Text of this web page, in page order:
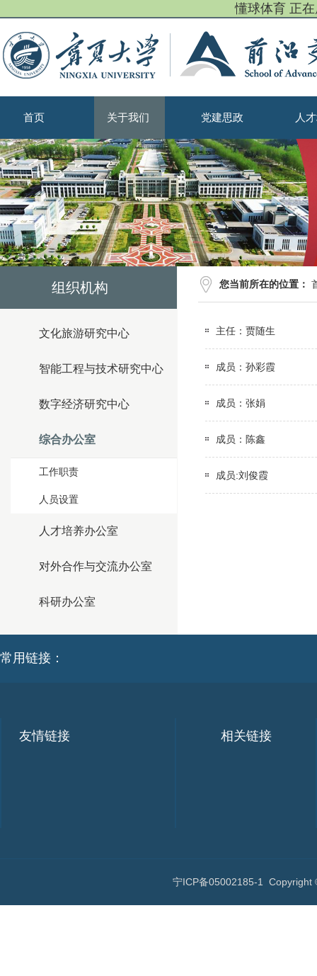
懂球体育 正
首页 关于我们 党建思政 人
组织机构
文化旅游研究中心
智能工程与技术研究中心
数字经济研究中心
综合办公室
工作职责
人员设置
人才培养办公室
对外合作与交流办公室
科研办公室
您当前所在的位置：
主任：贾随生
成员：孙彩霞
成员：张娟
成员：陈鑫
成员:刘俊霞
常用链接：
友情链接 相关链接
宁ICP备05002185-1 Copyright